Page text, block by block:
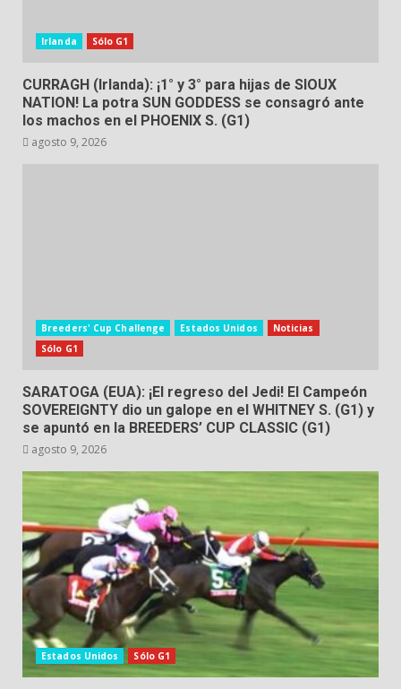
Irlanda Sólo G1
CURRAGH (Irlanda): ¡1° y 3° para hijas de SIOUX
NATION! La potra SUN GODDESS se consagró ante
los machos en el PHOENIX S. (G1)
agosto 9, 2026
Breeders' Cup Challenge Estados Unidos
Noticias
Sólo G1
SARATOGA (EUA): ¡El regreso del Jedi! El Campeón
SOVEREIGNTY dio un galope en el WHITNEY S. (G1) y
se apuntó en la BREEDERS’ CUP CLASSIC (G1)
agosto 9, 2026
Estados Unidos Sólo G1